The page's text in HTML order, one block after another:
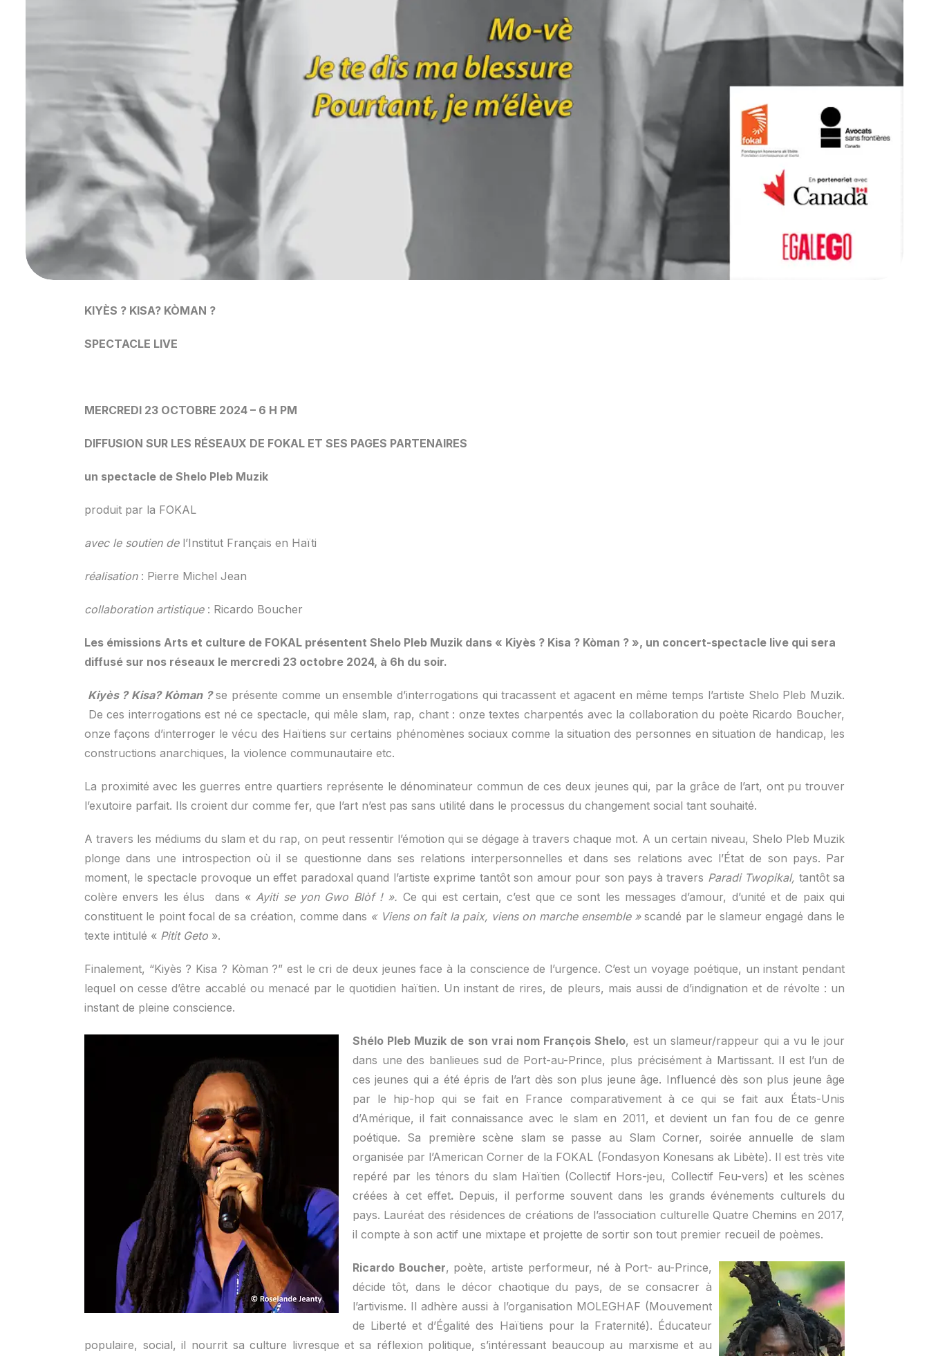
KIYÈS ? KISA? KÒMAN ?
SPECTACLE LIVE
MERCREDI 23 OCTOBRE 2024 – 6 H PM
DIFFUSION SUR LES RÉSEAUX DE FOKAL ET SES PAGES PARTENAIRES
un spectacle de Shelo Pleb Muzik
produit par la FOKAL
avec le soutien del’Institut Français en Haïti
réalisation: Pierre Michel Jean
collaboration artistique: Ricardo Boucher
Les émissions Arts et culture de FOKAL présentent Shelo Pleb Muzik dans « Kiyès ? Kisa ? Kòman ? », un concert-spectacle live qui sera
diffusé sur nos réseaux le mercredi 23 octobre 2024, à 6h du soir.
Kiyès ? Kisa? Kòman ?se présente comme un ensemble d’interrogations qui tracassent et agacent en même temps l’artiste Shelo Pleb Muzik.
De ces interrogations est né ce spectacle, qui mêle slam, rap, chant : onze textes charpentés avec la collaboration du poète Ricardo Boucher,
onze façons d’interroger le vécu des Haïtiens sur certains phénomènes sociaux comme la situation des personnes en situation de handicap, les
constructions anarchiques, la violence communautaire etc.
La proximité avec les guerres entre quartiers représente le dénominateur commun de ces deux jeunes qui, par la grâce de l’art, ont pu trouver
l’exutoire parfait. Ils croient dur comme fer, que l’art n’est pas sans utilité dans le processus du changement social tant souhaité.
A travers les médiums du slam et du rap, on peut ressentir l’émotion qui se dégage à travers chaque mot. A un certain niveau, Shelo Pleb Muzik
plonge dans une introspection où il se questionne dans ses relations interpersonnelles et dans ses relations avec l’État de son pays. Par
moment, le spectacle provoque un effet paradoxal quand l’artiste exprime tantôt son amour pour son pays à travers Paradi Twopikal, tantôt sa
colère envers les élus dans « Ayiti se yon Gwo Blòf ! ». Ce qui est certain, c’est que ce sont les messages d’amour, d’unité et de paix qui
constituent le point focal de sa création, comme dans « Viens on fait la paix, viens on marche ensemble »scandé par le slameur engagé dans le
texte intitulé « Pitit Geto ».
Finalement, “Kiyès ? Kisa ? Kòman ?” est le cri de deux jeunes face à la conscience de l’urgence. C’est un voyage poétique, un instant pendant
lequel on cesse d’être accablé ou menacé par le quotidien haïtien. Un instant de rires, de pleurs, mais aussi de d’indignation et de révolte : un
instant de pleine conscience.
Shélo Pleb Muzik de son vrai nom François Shelo, est un slameur/rappeur qui a vu le jour
dans une des banlieues sud de Port-au-Prince, plus précisément à Martissant. Il est l’un de
ces jeunes qui a été épris de l’art dès son plus jeune âge. Influencé dès son plus jeune âge
par le hip-hop qui se fait en France comparativement à ce qui se fait aux États-Unis
d’Amérique, il fait connaissance avec le slam en 2011, et devient un fan fou de ce genre
poétique. Sa première scène slam se passe au Slam Corner, soirée annuelle de slam
organisée par l’American Corner de la FOKAL (Fondasyon Konesans ak Libète). Il est très vite
repéré par les ténors du slam Haïtien (Collectif Hors-jeu, Collectif Feu-vers) et les scènes
créées à cet effet. Depuis, il performe souvent dans les grands événements culturels du
pays. Lauréat des résidences de créations de l’association culturelle Quatre Chemins en 2017,
il compte à son actif une mixtape et projette de sortir son tout premier recueil de poèmes.
Ricardo Boucher, poète, artiste performeur, né à Port- au-Prince,
décide tôt, dans le décor chaotique du pays, de se consacrer à
l’artivisme. Il adhère aussi à l’organisation MOLEGHAF (Mouvement
de Liberté et d’Égalité des Haïtiens pour la Fraternité). Éducateur
populaire, social, il nourrit sa culture livresque et sa réflexion politique, s’intéressant beaucoup au marxisme et au